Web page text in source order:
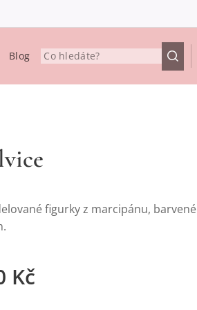
Blog
figurky z marcipánu, barvené
Kč